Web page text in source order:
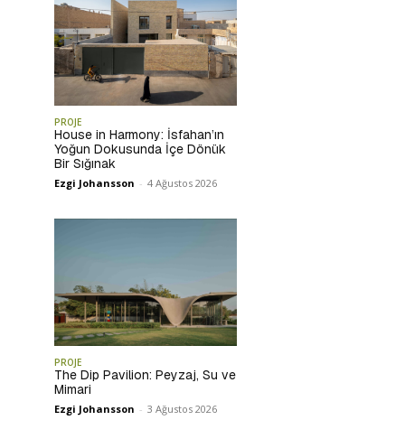
PROJE
House in Harmony: İsfahan’ın
Yoğun Dokusunda İçe Dönük
Bir Sığınak
Ezgi Johansson - 4 Ağustos 2026
PROJE
The Dip Pavilion: Peyzaj, Su ve
Mimari
Ezgi Johansson - 3 Ağustos 2026